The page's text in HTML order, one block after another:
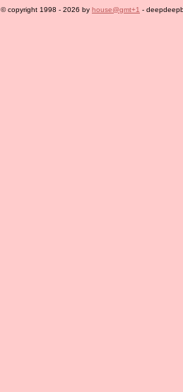
© copyright 1998 - 2026 by house@gmt+1 -